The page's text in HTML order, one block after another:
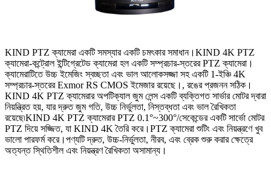
KIND PTZ ক্যামেরা একটি সমস্যার একটি চমৎকার সমাধান।KIND 4K PTZ
ক্যামেরা-কন্ট্রোল ইন্টিগ্রেটেড ক্যামেরা হল একটি সম্প্রচার-স্তরের PTZ ক্যামেরা।
ক্যামেরাটিতে উচ্চ ইমেজিং স্বচ্ছতা এবং ভাল আলোকসজ্জা সহ একটি 1-ইঞ্চি 4K
সম্প্রচার-স্তরের Exmor RS CMOS ইমেজার রয়েছে।, রঙের প্রজনন সঠিক।
KIND 4K PTZ ক্যামেরার অপটিক্যাল জুম লেন্স একটি ব্যক্তিগত সার্ভার মোটর দ্বারা
নিয়ন্ত্রিত হয়, যার দ্রুত জুম গতি, উচ্চ নির্ভুলতা, নিস্তব্ধতা এবং ভাল রৈখিকতা
রয়েছে৷KIND 4K PTZ ক্যামেরার PTZ 0.1°~300°/সেকেন্ডের একটি সার্ভো মোটর
PTZ দিয়ে সজ্জিত, যা KIND 4K তৈরি করে।PTZ ক্যামেরা শুটিং এবং নিয়ন্ত্রণে খুব
ভালো পারফর্ম করে।পণ্যটি দ্রুত, উচ্চ-নির্ভুলতা, নীরব, এবং ব্রেক শুরু করার ক্ষেত্রে
অত্যন্ত স্থিতিশীল এবং নিয়ন্ত্রণ রৈখিকতা অসামান্য।